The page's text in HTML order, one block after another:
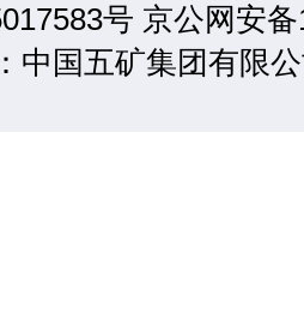
号 京公网安
中国五矿集团有限